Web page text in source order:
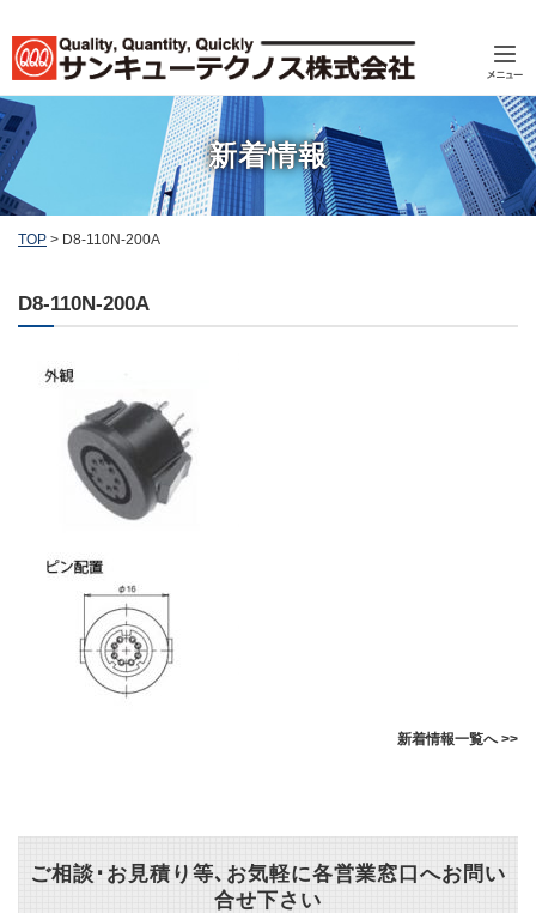
新着情報
TOP > D8-110N-200A
D8-110N-200A
新着情報一覧へ >>
ご相談･お見積り等､お気軽に各営業窓口へお問い
合せ下さい